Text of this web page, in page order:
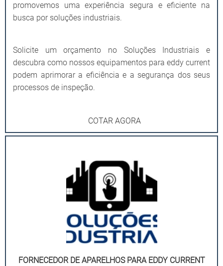
promovemos uma experiência segura e eficiente na
busca por soluções industriais.
Solicite um orçamento no Soluções Industriais e
descubra como nossos equipamentos para eddy current
podem aprimorar a eficiência e a segurança dos seus
processos de inspeção.
COTAR AGORA
FORNECEDOR DE APARELHOS PARA EDDY CURRENT